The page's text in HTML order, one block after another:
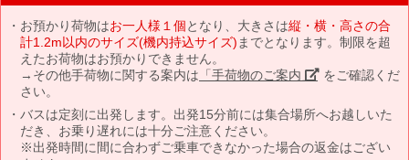
お預かり荷物はお一人様１個となり、大きさは縦・横・高さの合
計1.2m以内のサイズ(機内持込サイズ) までとなります。制限を超
えたお荷物はお預かりできません。
→その他手荷物に関する案内は 「手荷物のご案内」 をご確認くだ
さい。
バスは定刻に出発します。出発15分前には集合場所へお越しいた
だき、お乗り遅れには十分ご注意ください。
※出発時間に間に合わずご乗車できなかった場合の返金はござい